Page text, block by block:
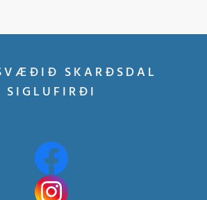
SKARÐSDAL
SIGLUFIRÐI